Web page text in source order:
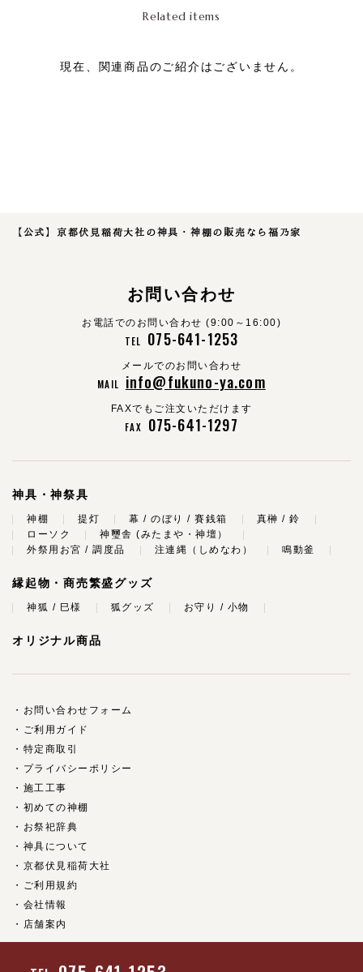
Related items
現在、関連商品のご紹介はございません。
【公式】京都伏見稲荷大社の神具・神棚の販売なら福乃家
お問い合わせ
お電話でのお問い合わせ (9:00～16:00)
TEL 075-641-1253
メールでのお問い合わせ
MAIL info@fukuno-ya.com
FAXでもご注文いただけます
FAX 075-641-1297
神具・神祭具
神棚 提灯 幕 / のぼり / 賽銭箱
真榊 / 鈴
ローソク
神璽舎 (みたまや・神壇）
外祭用お宮 / 調度品
注連縄（しめなわ） 鳴動釜
縁起物・商売繁盛グッズ
神狐 / 巳様 狐グッズ お守り / 小物
オリジナル商品
お問い合わせフォーム
ご利用ガイド
特定商取引
プライバシーポリシー
施工工事
初めての神棚
お祭祀辞典
神具について
京都伏見稲荷大社
ご利用規約
会社情報
店舗案内